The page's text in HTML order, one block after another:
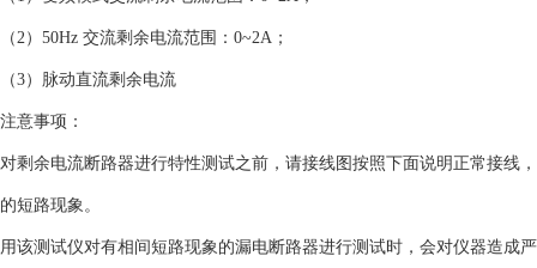
（2）50Hz 交流剩余电流范围：0~2A；
（3）脉动直流剩余电流
注意事项：
对剩余电流断路器进行特性测试之前，请接线图按照下面说明正常接线
的短路现象。
用该测试仪对有相间短路现象的漏电断路器进行测试时，会对仪器造成